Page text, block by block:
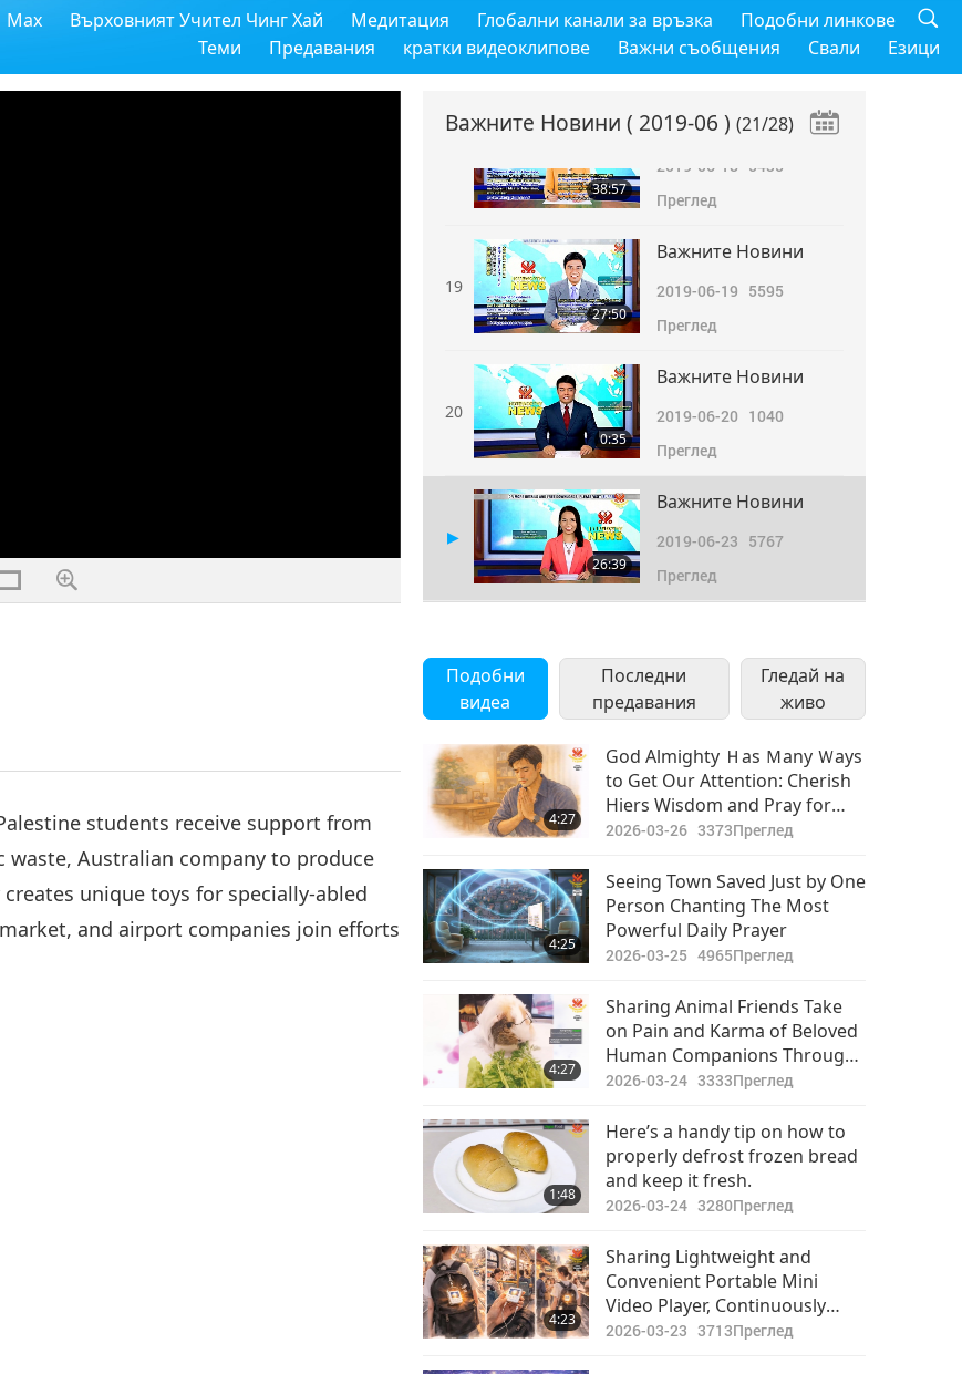
Max Върховният Учител Чинг Хай Медитация Глобални канали за връзка
Подобни линкове
Теми
Предавания кратки видеоклипове Важни съобщения Свали Езици
students receive support from
Australian company to produce
unique toys for specially-abled
and airport companies join efforts
Важните Новини ( 2019-06 ) (21/28)
2019-06-175714
Преглед
38:57
Важните Новини
2019-06-18 5435
Преглед
19
27:50
Важните Новини
2019-06-19 5595
Преглед
20
0:35
Важните Новини
2019-06-20 1040
Преглед
26:39
Важните Новини
2019-06-23 5767
Преглед
22 2019-06-24
5235
Преглед
23
36:15
Важните Новини
2019-06-255477
Преглед
24
37:07
Важните Новини
2019-06-26 5231
Преглед
25
30:50
Важните Новини
2019-06-275462
Преглед
26
30:05
Важните Новини
2019-06-28 4960
Преглед
27
30:12
Важните Новини
2019-06-295315
Преглед
Подобни
видеа
Последни
предавания
Гледай на
живо
4:27
God Almighty Ｈas Ｍany Ｗays
to Get Our Attention: Cherish
Hiers Wisdom and Pray for
Those Less Fortunate to
Know Their Glory
2026-03-26 3373Преглед
4:25
Seeing Town Saved Just by One
Person Chanting The Most
Powerful Daily Prayer
2026-03-25 4965Преглед
4:27
Sharing Animal Friends Take
on Pain and Karma of Beloved
Human Companions Through
Unconditional Love
2026-03-24 3333Преглед
1:48
Here’s a handy tip on how to
properly defrost frozen bread
and keep it fresh.
2026-03-24 3280Преглед
4:23
Sharing Lightweight and
Convenient Portable Mini
Video Player, Continuously
Playing Most Powerful Daily
2026-03-23 3713Преглед